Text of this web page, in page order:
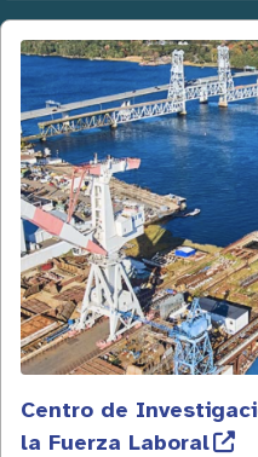
Centro de
la Fuerza Laboral